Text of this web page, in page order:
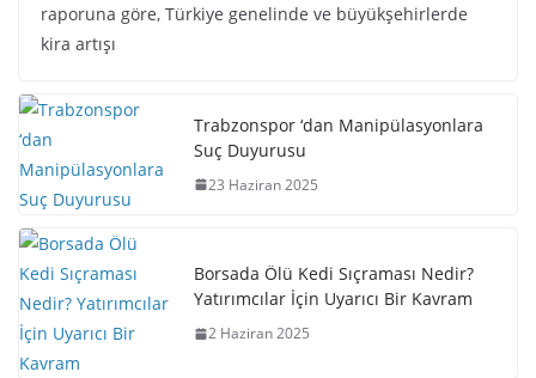
raporuna göre, Türkiye genelinde ve büyükşehirlerde
kira artışı
Trabzonspor ‘dan Manipülasyonlara
Suç Duyurusu
23 Haziran 2025
Borsada Ölü Kedi Sıçraması Nedir?
Yatırımcılar İçin Uyarıcı Bir Kavram
2 Haziran 2025